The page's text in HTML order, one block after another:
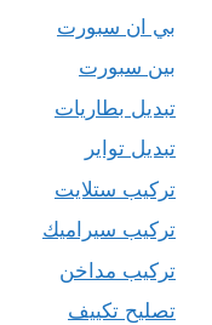
بي ان سبورت
بين سبورت
تبديل بطاريات
تبديل تواير
تركيب ستلايت
تركيب سيراميك
تركيب مداخن
تصليح تكييف